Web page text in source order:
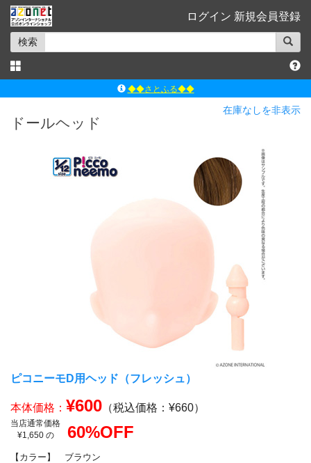
ログイン 新規会員登録
検索
◆◆さとふる◆◆
よくあるご質問（Q&A）
在庫なしを非表示
ドールヘッド
ピコニーモD用ヘッド（フレッシュ）
本体価格： ¥600 （税込価格：¥660）
当店通常価格
¥1,650 の
60%OFF
【カラー】
ブラウン